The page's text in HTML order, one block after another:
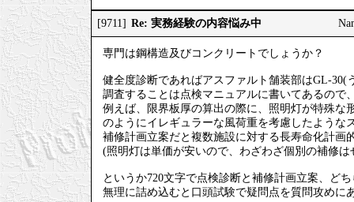
[9711] Re: 実務経験の内容悩み中
専門は鋼構造及びコンクリートでしょうか？
健全度診断であればアスファルト舗装部はGL-
調査することは点検マニュアルに書いてあるので
例えば、限界板厚の算出の際に、照明灯が特殊な
のようにイレギュラーな風荷重を考慮したような
補修計画立案だと複数施設に対する長寿命化計画
(照明灯は単価が安いので、わざわざ個別の補修
というか720文字で点検診断と補修計画立案、ど
無理に詰め込むと口頭試験で疑問点を質問攻めに